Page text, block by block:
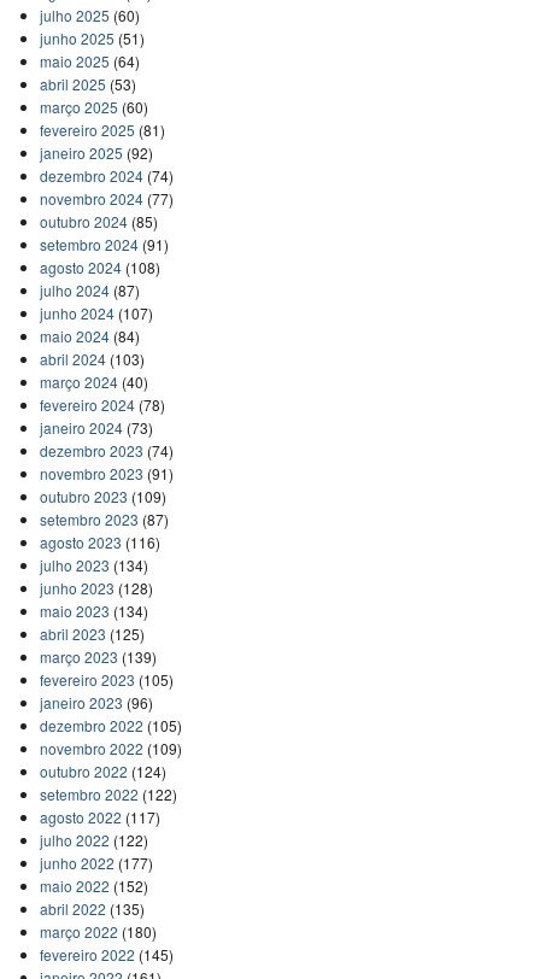
julho 2025 (60)
junho 2025 (51)
maio 2025 (64)
abril 2025 (53)
março 2025 (60)
fevereiro 2025 (81)
janeiro 2025 (92)
dezembro 2024(74)
novembro 2024(77)
outubro 2024(85)
setembro 2024(91)
agosto 2024(108)
julho 2024(87)
junho 2024(107)
maio 2024(84)
abril 2024(103)
março 2024(40)
fevereiro 2024(78)
janeiro 2024(73)
dezembro 2023 (74)
novembro 2023 (91)
outubro 2023 (109)
setembro 2023 (87)
agosto 2023 (116)
julho 2023 (134)
junho 2023 (128)
maio 2023 (134)
abril 2023 (125)
março 2023 (139)
fevereiro 2023 (105)
janeiro 2023 (96)
dezembro 2022 (105)
novembro 2022 (109)
outubro 2022 (124)
setembro 2022 (122)
agosto 2022 (117)
julho 2022 (122)
junho 2022 (177)
maio 2022 (152)
abril 2022 (135)
março 2022 (180)
fevereiro 2022 (145)